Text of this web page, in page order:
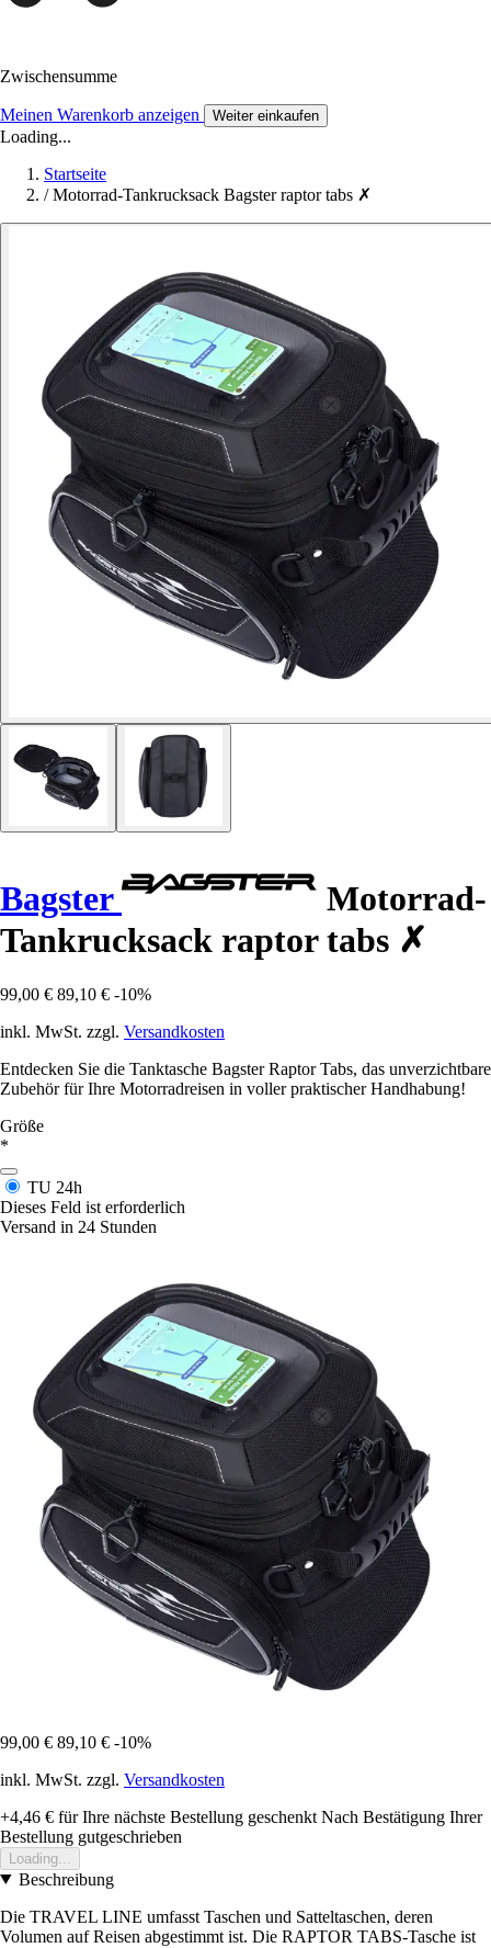
Zwischensumme
Meinen Warenkorb anzeigen Weiter einkaufen
Loading...
Startseite
/ Motorrad-Tankrucksack Bagster raptor tabs ✗
Bagster
Motorrad-
Tankrucksack raptor tabs ✗
99,00 € 89,10 € -10%
inkl. MwSt. zzgl. Versandkosten
Entdecken Sie die Tanktasche Bagster Raptor Tabs, das unverzichtbare
Zubehör für Ihre Motorradreisen in voller praktischer Handhabung!
Größe
*
TU 24h
Dieses Feld ist erforderlich
Versand in 24 Stunden
99,00 € 89,10 € -10%
inkl. MwSt. zzgl. Versandkosten
+4,46 € für Ihre nächste Bestellung geschenkt Nach Bestätigung Ihrer
Bestellung gutgeschrieben
Loading...
Beschreibung
Die TRAVEL LINE umfasst Taschen und Satteltaschen, deren
Volumen auf Reisen abgestimmt ist. Die RAPTOR TABS-Tasche ist